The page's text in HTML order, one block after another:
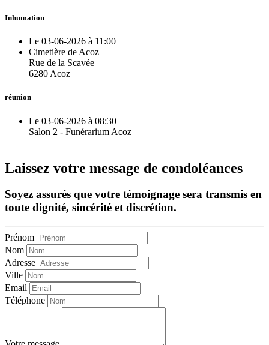
Inhumation
Le 03-06-2026 à 11:00
Cimetière de Acoz
Rue de la Scavée
6280 Acoz
réunion
Le 03-06-2026 à 08:30
Salon 2 - Funérarium Acoz
Laissez votre message de condoléances
Soyez assurés que votre témoignage sera transmis en
toute dignité, sincérité et discrétion.
Prénom
Nom
Adresse
Ville
Email
Téléphone